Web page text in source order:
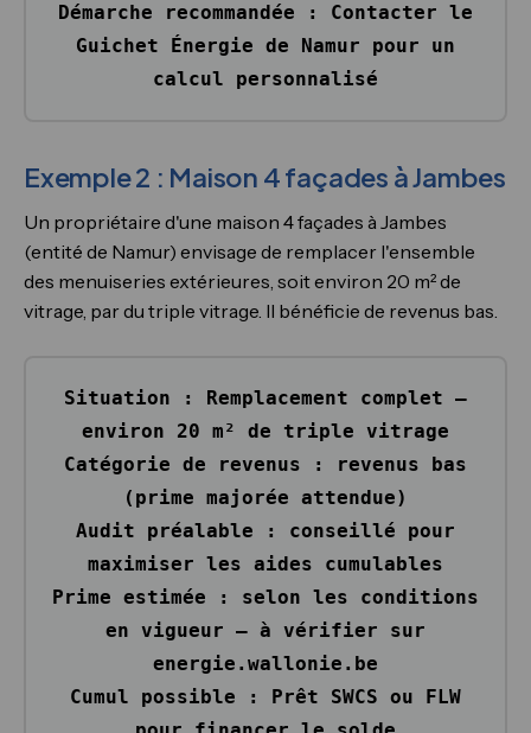
Démarche recommandée :
Contacter le
Guichet Énergie de Namur pour un
calcul personnalisé
Exemple 2 : Maison 4 façades à Jambes
Un propriétaire d'une maison 4 façades à Jambes
(entité de Namur) envisage de remplacer l'ensemble
des menuiseries extérieures, soit environ 20 m² de
vitrage, par du triple vitrage. Il bénéficie de revenus bas.
Situation :
Remplacement complet —
environ 20 m² de triple vitrage
Catégorie de revenus :
revenus bas
(prime majorée attendue)
Audit préalable :
conseillé pour
maximiser les aides cumulables
Prime estimée :
selon les conditions
en vigueur — à vérifier sur
energie.wallonie.be
Cumul possible :
Prêt SWCS ou FLW